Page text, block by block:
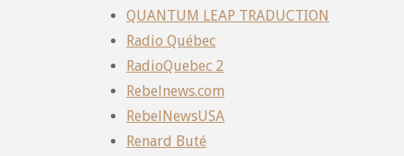
QUANTUM LEAP TRADUCTION
Radio Québec
RadioQuebec 2
Rebelnews.com
RebelNewsUSA
Renard Buté